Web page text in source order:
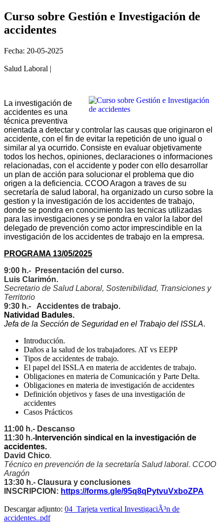
Curso sobre Gestión e Investigación de
accidentes
Fecha: 20-05-2025
Salud Laboral |
La investigación de
accidentes es una
técnica preventiva
orientada a detectar y controlar las causas que originaron el
accidente, con el fin de evitar la repetición de uno igual o
similar al ya ocurrido. Consiste en evaluar objetivamente
todos los hechos, opiniones, declaraciones o informaciones
relacionadas, con el accidente y poder con ello desarrollar
un plan de acción para solucionar el problema que dio
origen a la deficiencia. CCOO Aragon a traves de su
secretaría de salud laboral, ha organizado un curso sobre la
gestion y la investigación de los accidentes de trabajo,
donde se pondra en conocimiento las tecnicas utilizadas
para las investigaciones y se pondra en valor la labor del
delegado de prevención como actor imprescindible en la
investigación de los accidentes de trabajo en la empresa.
PROGRAMA 13/05/2025
9:00 h.-
Presentación del curso.
Luis Clarimón.
Secretario de Salud Laboral, Sostenibilidad, Transiciones y
Territorio
9:30 h.-
Accidentes de trabajo.
Natividad Badules.
Jefa de la Sección de Seguridad en el Trabajo del ISSLA.
Introducción.
Daños a la salud de los trabajadores. AT vs EEPP
Tipos de accidentes de trabajo.
El papel del ISSLA en materia de accidentes de trabajo.
Obligaciones en materia de Comunicación y Parte Delta.
Obligaciones en materia de investigación de accidentes
Definición objetivos y fases de una investigación de
accidentes
Casos Prácticos
11:00 h.- Descanso
11:30 h.- Intervención sindical en la investigación de
accidentes.
David Chico.
Técnico en prevención de la secretaría Salud laboral. CCOO
Aragón
13:30 h.- Clausura y conclusiones
INSCRIPCION: https://forms.gle/95q8qPytvuVxboZPA
Descargar adjunto: 04_Tarjeta vertical InvestigaciÃ³n de
accidentes..pdf